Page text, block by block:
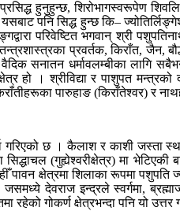
हुनुहुन्छ, शिरोभागस्वरूपेण
यसबाट पनि सिद्ध हुन्छ कि–
परिवेष्टित भगवान् श्री
प्रवर्तक, किराँत, जैन,
सनातन धर्मावलम्बीका लागि
हो । श्रीविद्या र पाशुपत मन्त्रको
पारुहाङ (किराँतेश्वर) र
गरिएको छ । कैलाश र काशी जस्ता
(गुह्येश्वरीक्षेत्र) मा
क्षेत्रमा शिलाका रूपमा पशुपति
देवराज इन्द्रले स्वर्गमा,
रहेको गोकर्ण क्षेत्रभन्दा पनि यो